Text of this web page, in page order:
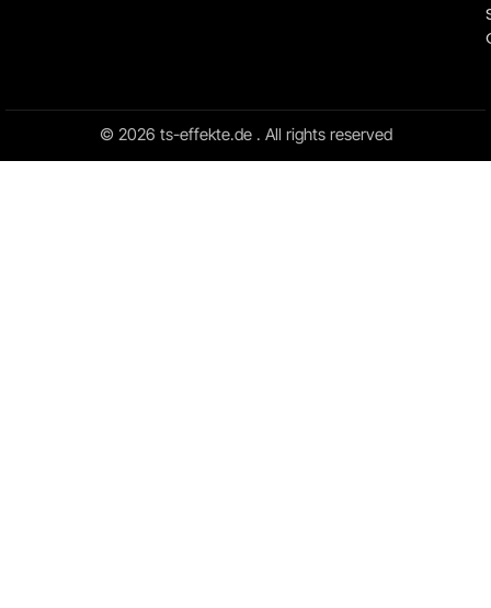
© 2026 ts-effekte.de . All rights reserved